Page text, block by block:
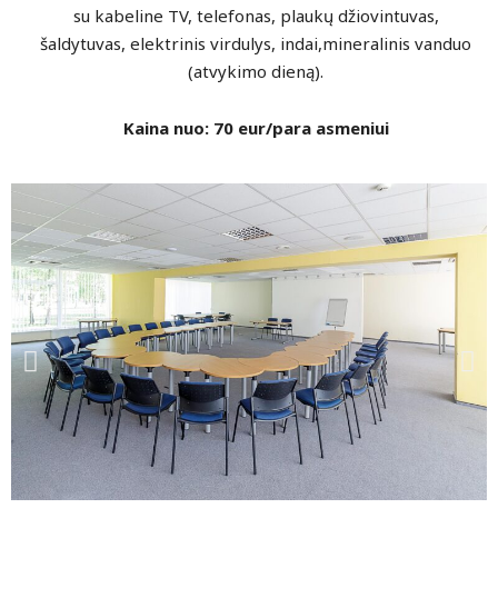
su kabeline TV, telefonas, plaukų džiovintuvas,
šaldytuvas, elektrinis virdulys, indai,mineralinis vanduo
(atvykimo dieną).
Kaina nuo: 70 eur/para asmeniui